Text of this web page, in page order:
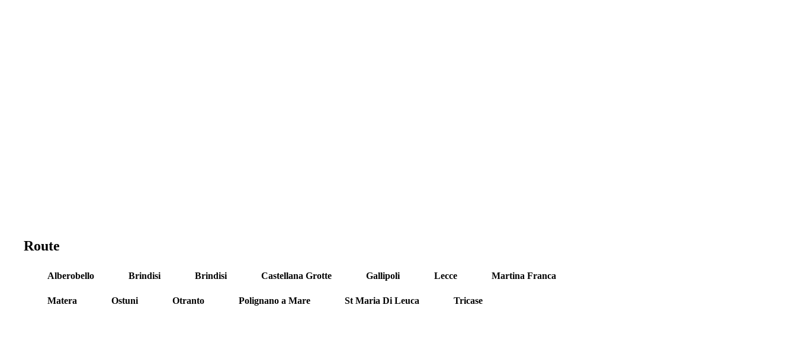
Route
Alberobello Brindisi Brindisi Castellana Grotte Gallipoli Lecce Martina Franca
Matera Ostuni Otranto Polignano a Mare St Maria Di Leuca Tricase